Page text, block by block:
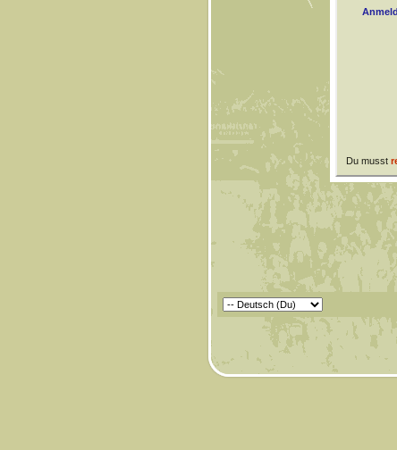
Du musst